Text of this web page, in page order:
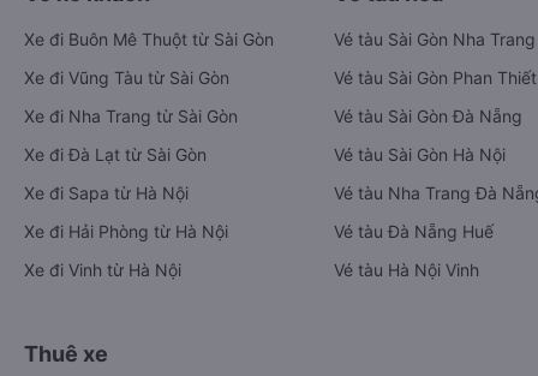
Xe đi Buôn Mê Thuột từ Sài Gòn
Xe đi Vũng Tàu từ Sài Gòn
Xe đi Nha Trang từ Sài Gòn
Xe đi Đà Lạt từ Sài Gòn
Xe đi Sapa từ Hà Nội
Xe đi Hải Phòng từ Hà Nội
Xe đi Vinh từ Hà Nội
Vé tàu Sài Gòn Nha Trang
Vé tàu Sài Gòn Phan Thiết
Vé tàu Sài Gòn Đà Nẵng
Vé tàu Sài Gòn Hà Nội
Vé tàu Nha Trang Đà
Vé tàu Đà Nẵng Huế
Vé tàu Hà Nội Vinh
Thuê xe